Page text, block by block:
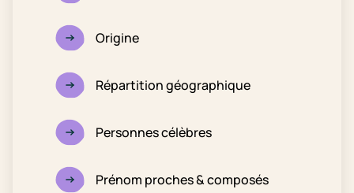
Origine
Répartition géographique
Personnes célèbres
Prénom proches & composés